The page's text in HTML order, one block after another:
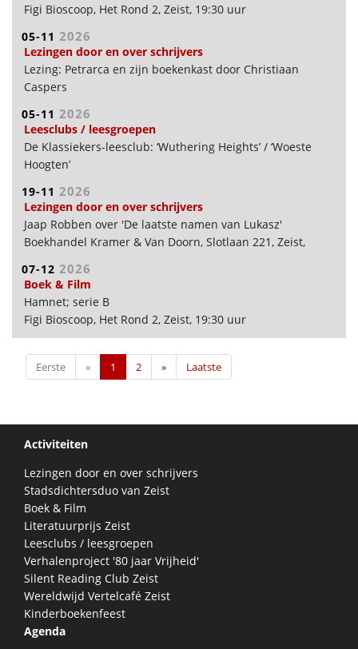
Figi Bioscoop, Het Rond 2, Zeist, 19:30 uur
05-11 2026
Lezingen door en over schrijvers
Lezing: Petrarca en zijn boekenkast door Christiaan
Caspers
05-11 2026
Leesclubs / leesgroepen
De Klassiekers-leesclub: ‘Wuthering Heights’ / ‘Woeste
Hoogten’
19-11 2026
Lezingen door en over schrijvers
Jaap Robben over 'De laatste namen van Lukasz'
Boekhandel Kramer & Van Doorn, Slotlaan 221, Zeist,
07-12 2026
Boek & Film
Hamnet; serie B
Figi Bioscoop, Het Rond 2, Zeist, 19:30 uur
Eerste « 1 2 » Laatste
Activiteiten
Lezingen door en over schrijvers
Stadsdichtersduo van Zeist
Boek & Film
Literatuurprijs Zeist
Leesclubs / leesgroepen
Verhalenproject '80 jaar Vrijheid'
Silent Reading Club Zeist
Wereldwijd Vertelcafé Zeist
Kinderboekenfeest
Agenda